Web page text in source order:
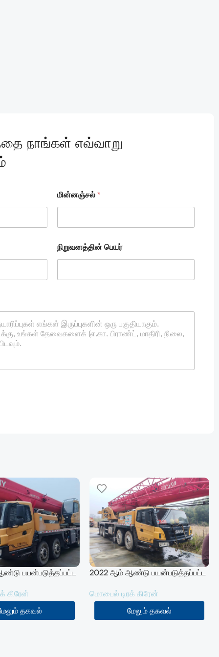
நாங்கள் எவ்வாறு
மின்னஞ்சல் *
நிறுவனத்தின் பெயர்
பயன்படுத்தப்பட்ட
கிரேன்
தகவல்
2022 ஆம் ஆண்டு பயன்படுத்தப்பட்ட
மொபைல் டிரக் கிரேன்
மேலும் தகவல்